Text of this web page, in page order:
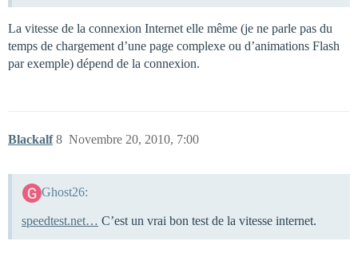
La vitesse de la connexion Internet elle même (je ne parle pas du
temps de chargement d’une page complexe ou d’animations Flash
par exemple) dépend de la connexion.
Blackalf Novembre 20, 2010, 7:00
8
Ghost26:
speedtest.net… C’est un vrai bon test de la vitesse internet.